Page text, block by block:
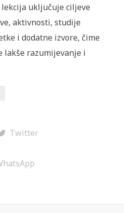
lekcija uključuje ciljeve
aktivnosti, studije
i dodatne izvore, čime
lakše razumijevanje i
Twitter